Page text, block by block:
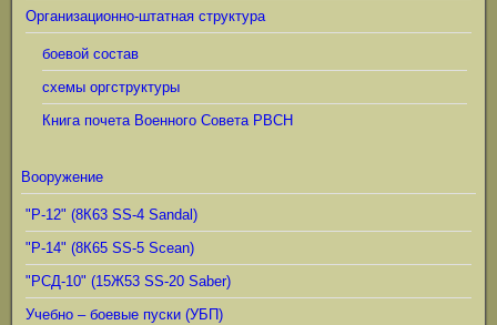
Организационно-штатная структура
боевой состав
схемы оргструктуры
Книга почета Военного Совета РВСН
Вооружение
"Р-12" (8К63 SS-4 Sandal)
"Р-14" (8К65 SS-5 Scean)
"РСД-10" (15Ж53 SS-20 Saber)
Учебно – боевые пуски (УБП)